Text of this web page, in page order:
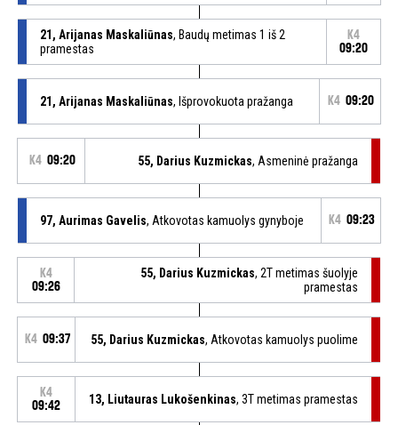
21, Arijanas Maskaliūnas, Baudų metimas 1 iš 2
pramestas
K4
09:20
21, Arijanas Maskaliūnas, Išprovokuota pražanga K4 09:20
K4 09:20 55, Darius Kuzmickas, Asmeninė pražanga
97, Aurimas Gavelis, Atkovotas kamuolys gynyboje K4 09:23
K4
09:26
55, Darius Kuzmickas, 2T metimas šuolyje
pramestas
K4 09:37 55, Darius Kuzmickas, Atkovotas kamuolys puolime
K4
09:42
13, Liutauras Lukošenkinas, 3T metimas pramestas